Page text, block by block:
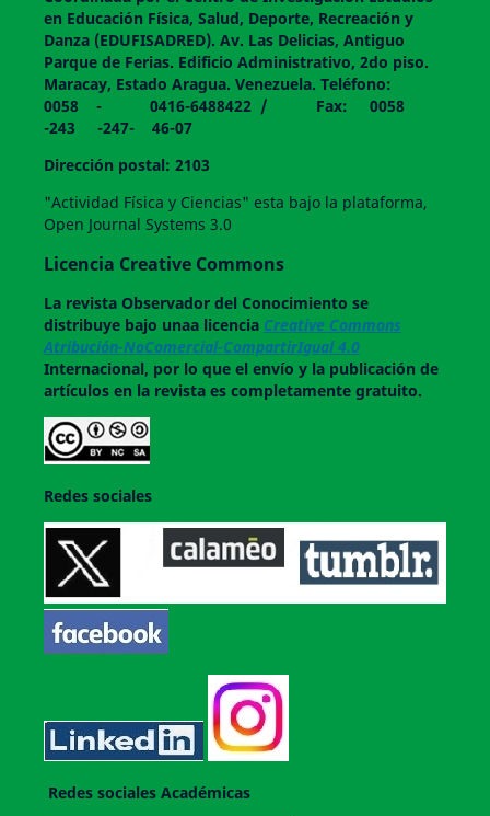
en Educación Física, Salud, Deporte, Recreación y
Danza (EDUFISADRED). Av. Las Delicias, Antiguo
Parque de Ferias. Edificio Administrativo, 2do piso.
Maracay, Estado Aragua. Venezuela. Teléfono:
0058 - 0416-6488422 / Fax: 0058
-243 -247- 46-07
Dirección postal: 2103
"Actividad Física y Ciencias" esta bajo la plataforma,
Open Journal Systems 3.0
Licencia Creative Commons
La revistaObservador del Conocimiento se
distribuye bajo unaa licencia Creative Commons
Atribución-NoComercial-CompartirIgual 4.0
Internacional, por lo que el envío y la publicación de
artículos en la revista es completamente gratuito.
Redes sociales
Redes sociales Académicas